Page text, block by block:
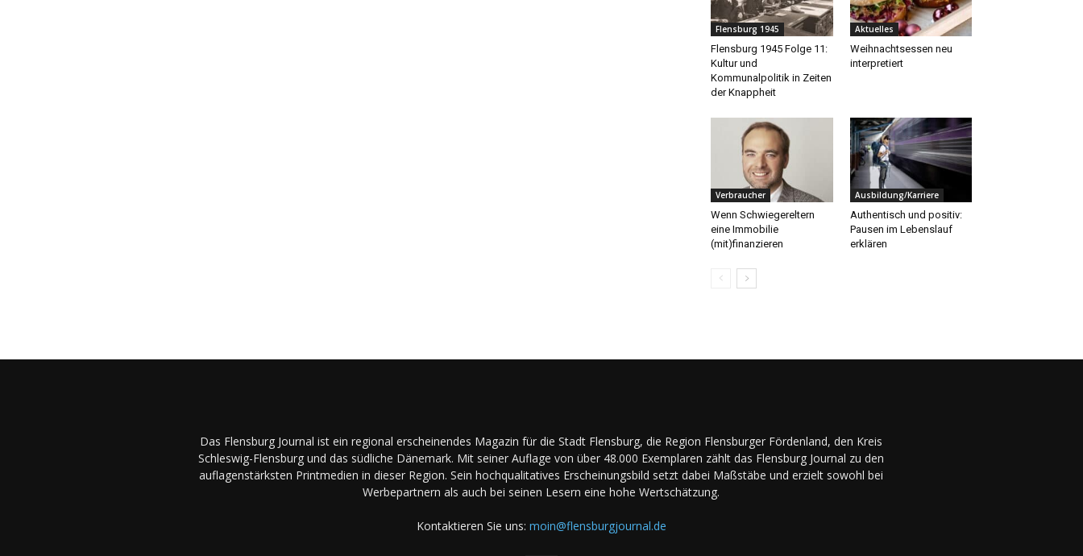
Flensburg 1945
Flensburg 1945 Folge 11:
Kultur und
Kommunalpolitik in Zeiten
der Knappheit
Aktuelles
Weihnachtsessen neu
interpretiert
Verbraucher
Wenn Schwiegereltern
eine Immobilie
(mit)finanzieren
Ausbildung/Karriere
Authentisch und positiv:
Pausen im Lebenslauf
erklären
Das Flensburg Journal ist ein regional erscheinendes Magazin für die Stadt Flensburg, die Region Flensburger Fördenland, den Kreis
Schleswig-Flensburg und das südliche Dänemark. Mit seiner Auflage von über 48.000 Exemplaren zählt das Flensburg Journal zu den
auflagenstärksten Printmedien in dieser Region. Sein hochqualitatives Erscheinungsbild setzt dabei Maßstäbe und erzielt sowohl bei
Werbepartnern als auch bei seinen Lesern eine hohe Wertschätzung.
Kontaktieren Sie uns: moin@flensburgjournal.de